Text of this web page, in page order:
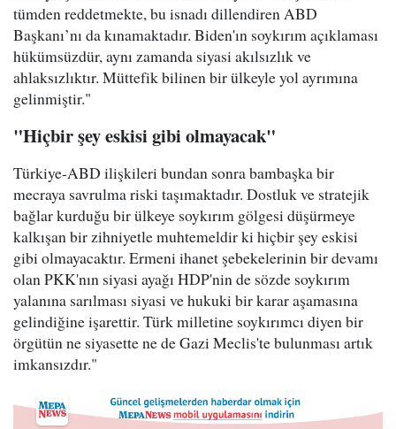
tümden reddetmekte, bu isnadı dillendiren ABD
Başkanı’nı da kınamaktadır. Biden'ın soykırım açıklaması
hükümsüzdür, aynı zamanda siyasi akılsızlık ve
ahlaksızlıktır. Müttefik bilinen bir ülkeyle yol ayrımına
gelinmiştir."
"Hiçbir şey eskisi gibi olmayacak"
Türkiye-ABD ilişkileri bundan sonra bambaşka bir
mecraya savrulma riski taşımaktadır. Dostluk ve stratejik
bağlar kurduğu bir ülkeye soykırım gölgesi düşürmeye
kalkışan bir zihniyetle muhtemeldir ki hiçbir şey eskisi
gibi olmayacaktır. Ermeni ihanet şebekelerinin bir devamı
olan PKK'nın siyasi ayağı HDP'nin de sözde soykırım
yalanına sarılması siyasi ve hukuki bir karar aşamasına
gelindiğine işarettir. Türk milletine soykırımcı diyen bir
örgütün ne siyasette ne de Gazi Meclis'te bulunması artık
imkansızdır."